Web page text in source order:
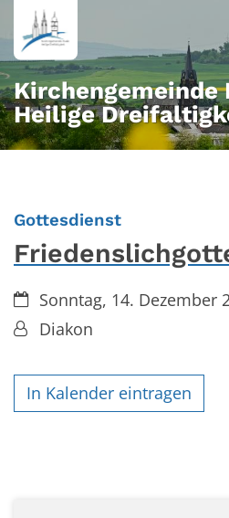
Zum Inhalt springen
Kirchengemeinde
Heilige
Gottesdienst:
Datum:Sonntag, 14. Dezember
Von:Diakon
In Kalender eintragen